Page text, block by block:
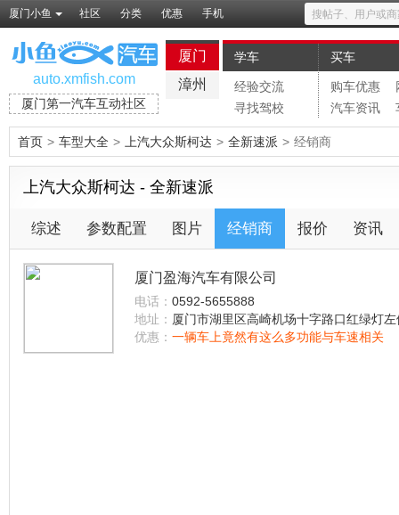
厦门小鱼 社区 分类 优惠 手机
auto.xmfish.com
厦门第一汽车互动社区
厦门
漳州
学车
经验交流
寻找驾校
买车
购车优惠
汽车资讯
首页 > 车型大全 > 上汽大众斯柯达 > 全新速派 > 经销商
上汽大众斯柯达 - 全新速派
综述 参数配置 图片 经销商 报价 资讯
厦门盈海汽车有限公司
电话： 0592-5655888
地址： 厦门市湖里区高崎机场十字路口红绿灯
优惠： 一辆车上竟然有这么多功能与车速相关